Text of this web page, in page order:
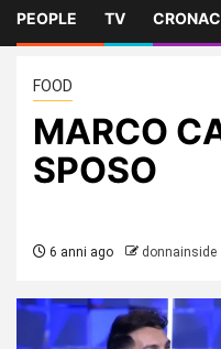
PEOPLE TV
Home FOOD MARCO
FOOD
MARCO
SPOSO
6 anni ago donnainside